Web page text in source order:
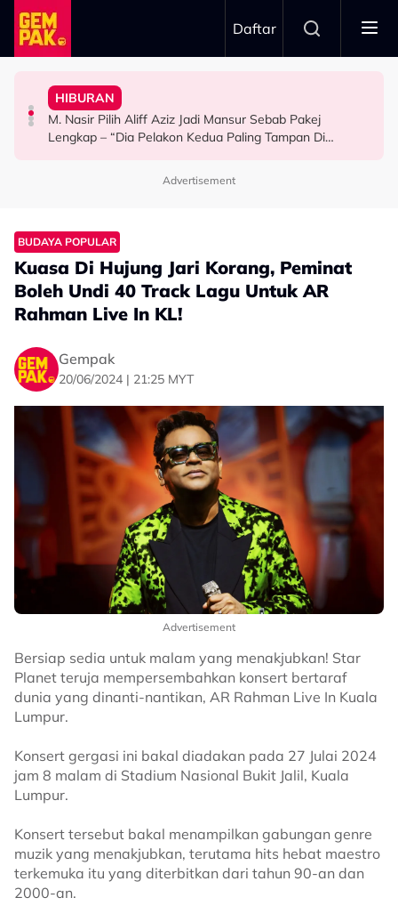
Skip to main content
Daftar
HIBURAN
M. Nasir Pilih Aliff Aziz, Melinda Dadew Hidupkan Kisah
Mansur & Liu
HIBURAN
M. Nasir Pilih Aliff Aziz Jadi Mansur Sebab Pakej
Lengkap – “Dia Pelakon Kedua Paling Tampan Di
GAYA HIDUP
Ramai Masih Bujang Bukan Kerana Memilih Tetapi...
HIBURAN
Impian Yusry Untuk Dikenali Sebagai Penyanyi Rock -
“Bila Saya Cakap Dengan Lisa Nak Buat…”
Advertisement
BUDAYA POPULAR
Kuasa Di Hujung Jari Korang, Peminat
Boleh Undi 40 Track Lagu Untuk AR
Rahman Live In KL!
Gempak
20/06/2024 | 21:25 MYT
Advertisement
Bersiap sedia untuk malam yang menakjubkan! Star
Planet teruja mempersembahkan konsert bertaraf
dunia yang dinanti-nantikan, AR Rahman Live In Kuala
Lumpur.
Konsert gergasi ini bakal diadakan pada 27 Julai 2024
jam 8 malam di Stadium Nasional Bukit Jalil, Kuala
Lumpur.
Konsert tersebut bakal menampilkan gabungan genre
muzik yang menakjubkan, terutama hits hebat maestro
terkemuka itu yang diterbitkan dari tahun 90-an dan
2000-an.